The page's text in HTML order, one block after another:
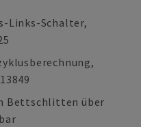
Links-Schalter,
Bettschlitten über